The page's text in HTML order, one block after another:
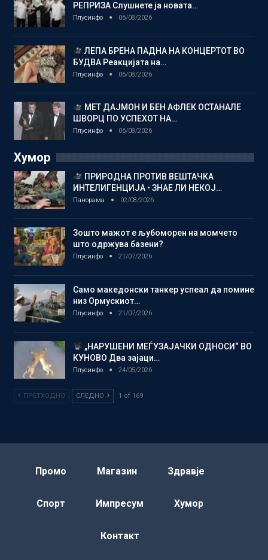
РЕПРИЗА Слушнете ја новата…
Плусинфо 06/08/2026
ЛЕПА БРЕНА ПАДНА НА КОНЦЕРТОТ ВО
БУДВА Реакцијата на…
Плусинфо 06/08/2026
МЕТ ДАЈМОН И БЕН АФЛЕК ОСТАНАЛЕ
ШВОРЦ ПО УСПЕХОТ НА…
Плусинфо 06/08/2026
Хумор
ПРИРОДНА ПРОТИВ ВЕШТАЧКА
ИНТЕЛИГЕНЦИЈА • ЗНАЕ ЛИ НЕКОЈ…
Панорама 02/08/2026
Зошто мажот е љубоморен на момчето
што одржува базени?
Плусинфо 21/07/2026
Само македонски танкер успеал да помине
низ Ормускиот…
Плусинфо 21/07/2026
„НАРУШЕНИ МЕЃУЗАЈАЧКИ ОДНОСИ“ ВО
КУНОВО Два зајаци…
Плусинфо 24/05/2026
ПРЕТХОДНО СЛЕДНО 1 of 169
Промо Магазин Здравје
Спорт Импресум Хумор
Контакт